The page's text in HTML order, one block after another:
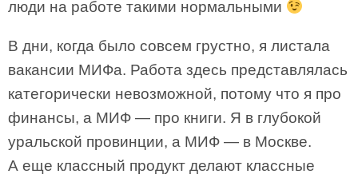
люди на работе такими нормальными
В дни, когда было совсем грустно, я листала
вакансии МИФа. Работа здесь представлялась
категорически невозможной, потому что я про
финансы, а МИФ — про книги. Я в глубокой
уральской провинции, а МИФ — в Москве.
А еще классный продукт делают классные